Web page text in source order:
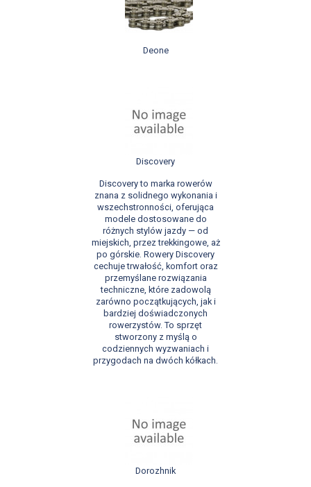
Deone
Discovery
Discovery to marka rowerów
znana z solidnego wykonania i
wszechstronności, oferująca
modele dostosowane do
różnych stylów jazdy — od
miejskich, przez trekkingowe, aż
po górskie. Rowery Discovery
cechuje trwałość, komfort oraz
przemyślane rozwiązania
techniczne, które zadowolą
zarówno początkujących, jak i
bardziej doświadczonych
rowerzystów. To sprzęt
stworzony z myślą o
codziennych wyzwaniach i
przygodach na dwóch kółkach.
Dorozhnik